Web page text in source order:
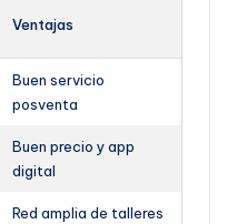
Ventajas
Buen servicio
posventa
Buen precio y app
digital
Red amplia de talleres